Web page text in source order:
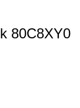
80C8XY0